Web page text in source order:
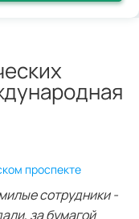
проспекте
сотрудники -
за бумагой